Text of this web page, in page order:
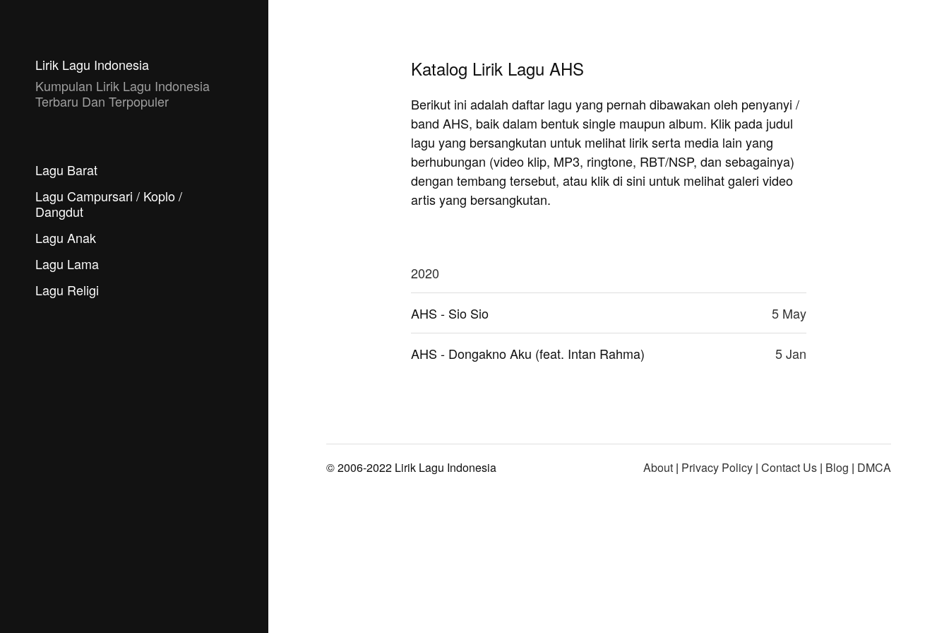
Lirik Lagu Indonesia
Kumpulan Lirik Lagu Indonesia
Terbaru Dan Terpopuler
Lagu Barat
Lagu Campursari / Koplo /
Dangdut
Lagu Anak
Lagu Lama
Lagu Religi
Katalog Lirik Lagu AHS
Berikut ini adalah daftar lagu yang pernah dibawakan oleh penyanyi /
band AHS, baik dalam bentuk single maupun album. Klik pada judul
lagu yang bersangkutan untuk melihat lirik serta media lain yang
berhubungan (video klip, MP3, ringtone, RBT/NSP, dan sebagainya)
dengan tembang tersebut, atau klik di sini untuk melihat galeri video
artis yang bersangkutan.
2020
AHS - Sio Sio 5 May
AHS - Dongakno Aku (feat. Intan Rahma) 5 Jan
© 2006-2022 Lirik Lagu Indonesia About | Privacy Policy | Contact Us | Blog | DMCA